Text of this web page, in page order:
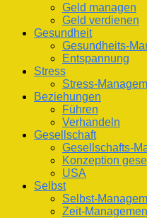
Geld managen
Geld verdienen
Gesundheit
Gesundheits-
Entspannung
Stress
Stress-
Beziehungen
Führen
Verhandeln
Gesellschaft
Gesellschafts-
Konzeption
USA
Selbst
Selbst-
Zeit-